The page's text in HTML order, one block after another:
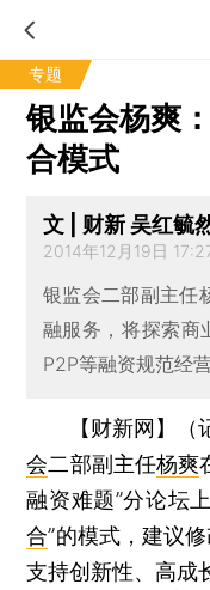
专题
银监会杨爽
合模式
文 | 财新 吴红毓
2014年12月19日
银监会二部副主任
融服务，将探索商
P2P等融资规范经
【财新网】（
会二部副主任杨爽
融资难题”分论坛
合”的模式，建议
支持创新性、高成